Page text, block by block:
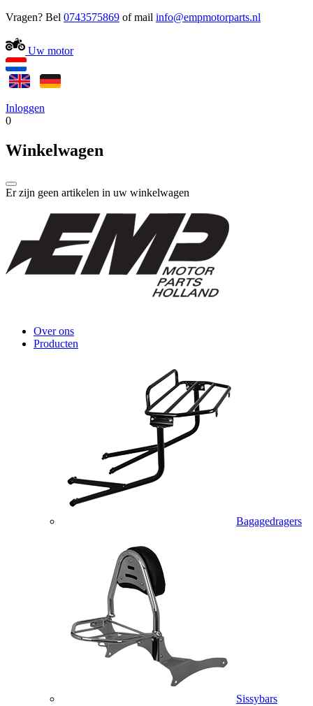
Vragen? Bel 0743575869 of mail
Uw motor
Inloggen
0
Winkelwagen
Er zijn geen artikelen in uw winkelwagen
Over ons
Producten
Bagagedragers
Sissybars